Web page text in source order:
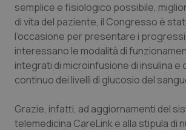
Marche
Molise
Piemonte
Provincia Autonoma di
Donna & Salute
Epatiti
HIV
Infezioni & Febbre
semplice e fisiologico possibile,
di vita del paziente, il Congresso è
l’occasione per presentare i
interessano le modalità di
integrati di microinfusione di insulina e
continuo dei livelli di glucosio del
Grazie, infatti, ad aggiornamenti del
telemedicina CareLink e alla stipula di